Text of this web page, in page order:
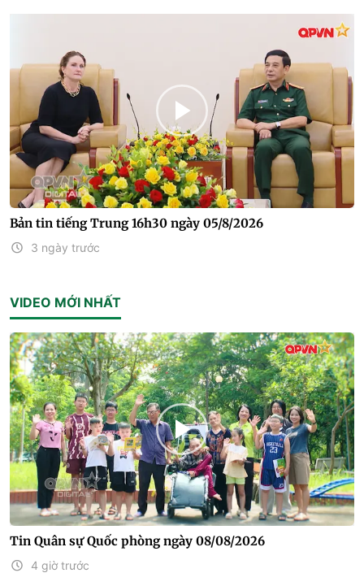
Bản tin tiếng Trung 16h30 ngày 05/8/2026
3 ngày trước
VIDEO MỚI NHẤT
Tin Quân sự Quốc phòng ngày 08/08/2026
4 giờ trước